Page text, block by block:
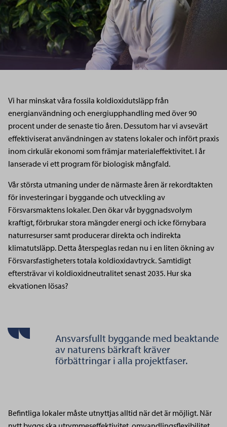
Vi har minskat våra fossila koldioxidutsläpp från
energianvändning och energiupphandling med över 90
procent under de senaste tio åren. Dessutom har vi avsevärt
effektiviserat användningen av statens lokaler och infört praxis
inom cirkulär ekonomi som främjar materialeffektivitet. I år
lanserade vi ett program för biologisk mångfald.
Vår största utmaning under de närmaste åren är rekordtakten
för investeringar i byggande och utveckling av
Försvarsmaktens lokaler. Den ökar vår byggnadsvolym
kraftigt, förbrukar stora mängder energi och icke förnybara
naturresurser samt producerar direkta och indirekta
klimatutsläpp. Detta återspeglas redan nu i en liten ökning av
Försvarsfastigheters totala koldioxidavtryck. Samtidigt
eftersträvar vi koldioxidneutralitet senast 2035. Hur ska
ekvationen lösas?
Ansvarsfullt byggande med beaktande
av naturens bärkraft kräver
förbättringar i alla projektfaser.
Befintliga lokaler måste utnyttjas alltid när det är möjligt. När